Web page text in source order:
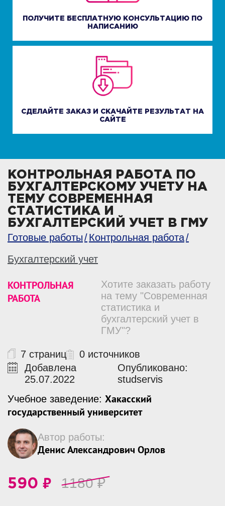
ПОЛУЧИТЕ БЕСПЛАТНУЮ КОНСУЛЬТАЦИЮ ПО
НАПИСАНИЮ
СДЕЛАЙТЕ ЗАКАЗ И СКАЧАЙТЕ РЕЗУЛЬТАТ НА
САЙТЕ
КОНТРОЛЬНАЯ РАБОТА ПО
БУХГАЛТЕРСКОМУ УЧЕТУ НА
ТЕМУ СОВРЕМЕННАЯ
СТАТИСТИКА И
БУХГАЛТЕРСКИЙ УЧЕТ В ГМУ
Готовые работы
Контрольная работа
Бухгалтерский учет
КОНТРОЛЬНАЯ
РАБОТА
Хотите заказать работу
на тему "Современная
статистика и
бухгалтерский учет в
ГМУ"?
7 страниц
0 источников
Добавлена
25.07.2022
Опубликовано:
studservis
Учебное заведение: Хакасский
государственный университет
Автор работы:
Денис Александрович Орлов
590 ₽ 1180₽